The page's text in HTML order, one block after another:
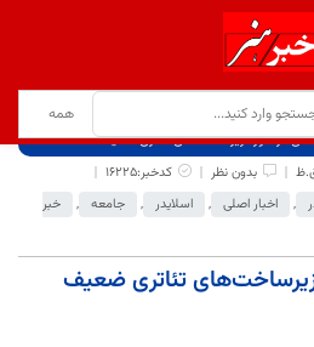
در حوزه زیرساخت‌های تئاتری ضعیف است
بدون نظر
کدخبر:16225
, اخبار اصلی , اسلایدر , جامعه ,
خبر
تئاتری ضعیف